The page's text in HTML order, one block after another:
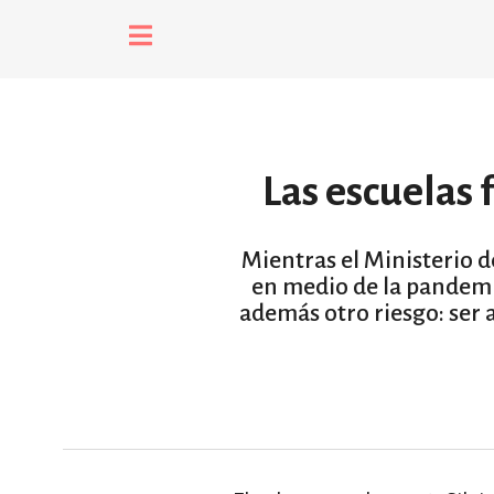
Futuros
Soberanas
Despacio
Las
Mientras el Ministerio
en medio de la
además otro riesgo: ser